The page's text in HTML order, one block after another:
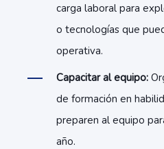
carga laboral para
o tecnologías que
operativa.
Capacitar al equipo:
de formación en
preparen al equipo
año.